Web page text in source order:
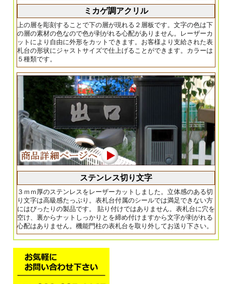
ミカゲ調アクリル
上の層を彫刻することで下の層が現れる２層板です。文字の色は下
の層の素材の色なので色が剥がれる心配がありません。レーザーカ
ットにより自由に外形をカットできます。お客様より支給された表
札台の形状にジャストサイズで仕上げることができます。カラーは
５種類です。
ステンレス切り文字
３ｍｍ厚のステンレスをレーザーカットしました。立体感のある切
り文字は高級感たっぷり。表札台付属のシールでは満足できない方
にはぴったりの製品です。 貼り付けではありません。表札台に穴を
空け、裏からナットしっかりとを締め付けますから文字が剥がれる
心配はありません。機能門柱の表札台を取り外してお送り下さい。